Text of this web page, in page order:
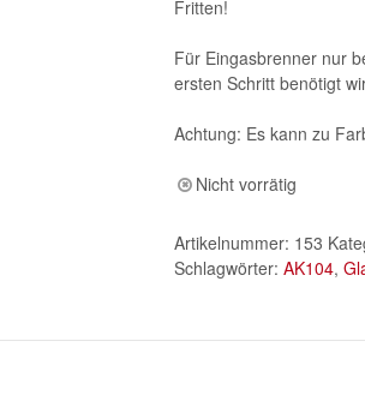
Fritten!
Für Eingasbrenner nur
ersten Schritt benötigt
Achtung: Es kann zu
Nicht vorrätig
Artikelnummer: 153
Schlagwörter: AK104,